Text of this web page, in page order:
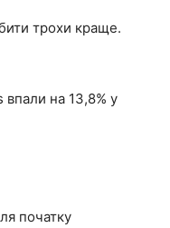
трохи краще.
впали на 13,8% у
початку